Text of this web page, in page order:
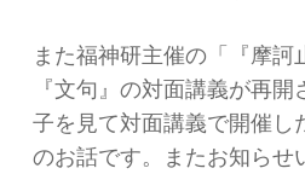
また福神研主催の「『摩訶
『文句』の対面講義が再
子を見て対面講義で開催し
のお話です。またお知らせ